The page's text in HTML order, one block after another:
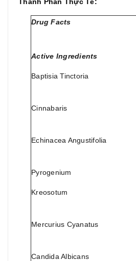
Drug Facts
Active Ingredients
Baptisia Tinctoria
Cinnabaris
Echinacea Angustifolia
Pyrogenium
Kreosotum
Mercurius Cyanatus
Candida Albicans